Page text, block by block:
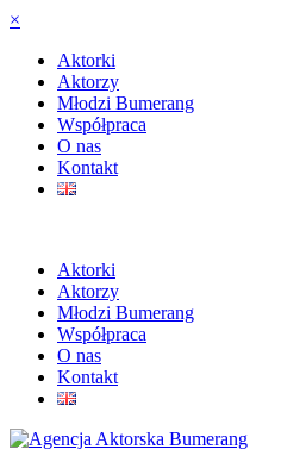
×
Aktorki
Aktorzy
Młodzi Bumerang
Współpraca
O nas
Kontakt
Aktorki
Aktorzy
Młodzi Bumerang
Współpraca
O nas
Kontakt